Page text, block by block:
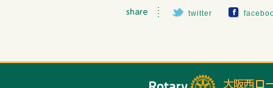
twitter